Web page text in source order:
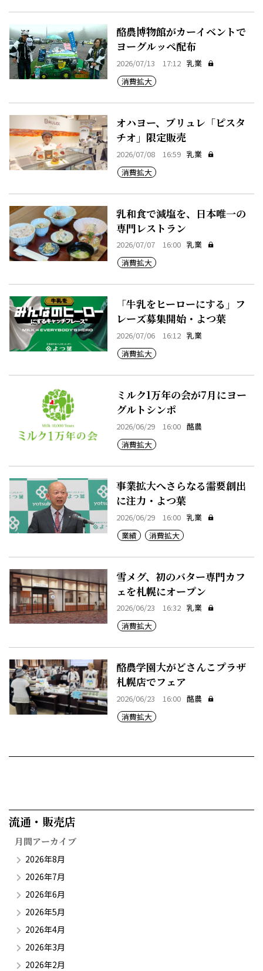
酪農博物館がカーイベントで
ヨーグルッペ配布
2026/07/13 17:12 乳業
消費拡大
オハヨー、ブリュレ「ピスタ
チオ」限定販売
2026/07/08 16:59 乳業
消費拡大
乳和食で減塩を、日本唯一の
専門レストラン
2026/07/07 16:00 乳業
消費拡大
「牛乳をヒーローにする」フ
レーズ募集開始・よつ葉
2026/07/06 16:12 乳業
消費拡大
ミルク1万年の会が7月にヨー
グルトシンポ
2026/06/29 16:00 酪農
消費拡大
事業拡大へさらなる需要創出
に注力・よつ葉
2026/06/29 16:00 乳業
業績
消費拡大
雪メグ、初のバター専門カフ
ェを札幌にオープン
2026/06/23 16:32 乳業
消費拡大
酪農学園大がどさんこプラザ
札幌店でフェア
2026/06/23 16:00 酪農
消費拡大
流通・販売店​
月間アーカイブ
2026年8月
2026年7月
2026年6月
2026年5月
2026年4月
2026年3月
2026年2月